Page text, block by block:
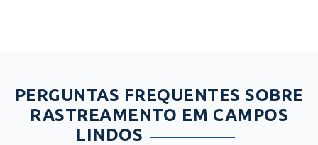
PERGUNTAS FREQUENTES SOBRE
RASTREAMENTO EM CAMPOS
LINDOS